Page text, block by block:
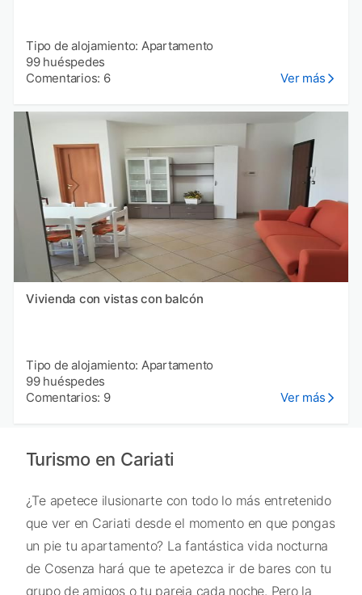
Tipo de alojamiento: Apartamento
99 huéspedes
Comentarios: 6
Ver más
Vivienda con vistas con balcón
Tipo de alojamiento: Apartamento
99 huéspedes
Comentarios: 9
Ver más
Turismo en Cariati
¿Te apetece ilusionarte con todo lo más entretenido
que ver en Cariati desde el momento en que pongas
un pie tu apartamento? La fantástica vida nocturna
de Cosenza hará que te apetezca ir de bares con tu
grupo de amigos o tu pareja cada noche. Pero la